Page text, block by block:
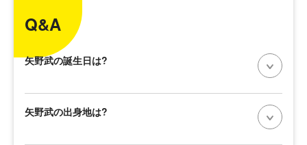
Q&A
矢野武の誕生日は?
矢野武の出身地は?